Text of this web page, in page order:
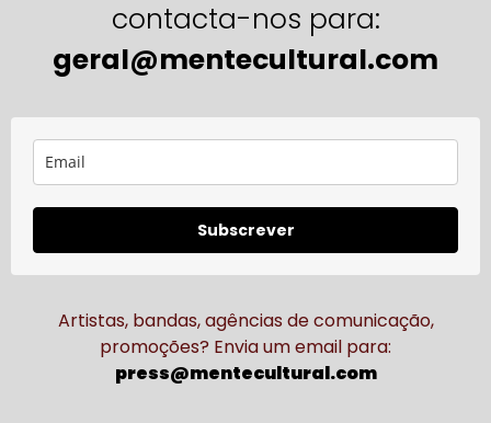
contacta-nos para:
geral@mentecultural.com
Subscrever
Artistas, bandas, agências de comunicação,
promoções? Envia um email para:
press@mentecultural.com